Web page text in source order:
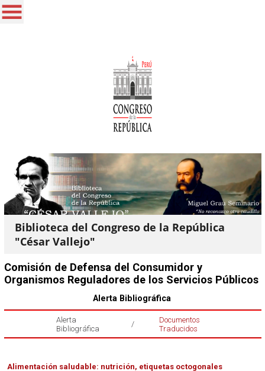
Biblioteca del Congreso de la República
"César Vallejo"
Comisión de Defensa del Consumidor y
Organismos Reguladores de los Servicios Públicos
Alerta Bibliográfica
Alerta
Bibliográfica
/
Documentos
Traducidos
Alimentación saludable: nutrición, etiquetas octogonales